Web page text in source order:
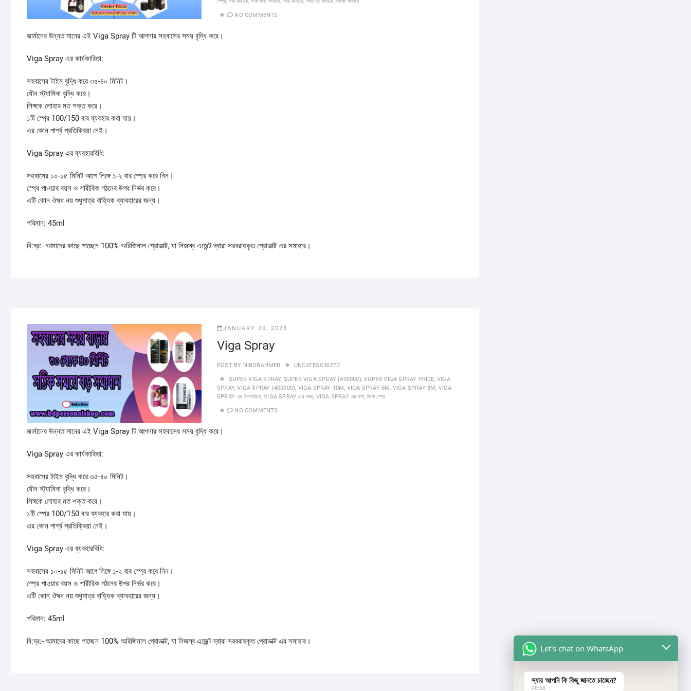
NO COMMENTS
জার্মানের উন্নত মানের এই Viga Spray টি আপনার সহবাসের সময় বৃদ্ধি করে।
Viga Spray এর কার্যকারিতা:
সহবাসের টাইম বৃদ্ধি করে ৩৫-৪০ মিনিট।
যৌন স্ট্যামিনা বৃদ্ধি করে।
লিঙ্গকে লোহার মত শক্ত করে।
১টি স্প্রে 100/150 বার ব্যবহার করা যায়।
এর কোন পার্শ্ব প্রতিক্রিয়া নেই।
Viga Spray এর ব্যবহারবিধি:
সহবাসের ১০-১৫ মিনিট আগে লিঙ্গে ১-২ বার স্প্রে করে নিন।
স্প্রে পাওয়ার বয়স ও শারীরিক গঠনের উপর নির্ভর করে।
এটি কোন ঔষধ নয় শুধুমাত্র বাহ্যিক ব্যাবহারের জন্য।
পরিমান: 45ml
বি:দ্র:- আমাদের কাছে পাচ্ছেন 100% অরিজিনাল প্রোডাক্ট, যা নিজস্ব এজেন্ট দ্বারা সরবরাহকৃত প্রোডাক্ট এর সমাহার।
JANUARY 20, 2023
Viga Spray
POST BY NIROBAHMED UNCATEGORIZED
SUPER VIGA SPRAY, SUPER VIGA SPRAY (400000),SUPER VIGA SPRAY PRICE,VIGA
SPRAY,VIGA SPRAY (400000), VIGA SPRAY 10M, VIGA SPRAY 5M, VIGA SPRAY 8M, VIGA
SPRAY এর উপকারিতা,VIGA SPRAY এর কাজ, VIGA SPRAY এর দাম,ভিগা স্প্রে
NO COMMENTS
জার্মানের উন্নত মানের এই Viga Spray টি আপনার সহবাসের সময় বৃদ্ধি করে।
Viga Spray এর কার্যকারিতা:
সহবাসের টাইম বৃদ্ধি করে ৩৫-৪০ মিনিট।
যৌন স্ট্যামিনা বৃদ্ধি করে।
লিঙ্গকে লোহার মত শক্ত করে।
১টি স্প্রে 100/150 বার ব্যবহার করা যায়।
এর কোন পার্শ্ব প্রতিক্রিয়া নেই।
Viga Spray এর ব্যবহারবিধি:
সহবাসের ১০-১৫ মিনিট আগে লিঙ্গে ১-২ বার স্প্রে করে নিন।
স্প্রে পাওয়ার বয়স ও শারীরিক গঠনের উপর নির্ভর করে।
এটি কোন ঔষধ নয় শুধুমাত্র বাহ্যিক ব্যাবহারের জন্য।
পরিমান: 45ml
বি:দ্র:- আমাদের কাছে পাচ্ছেন 100% অরিজিনাল প্রোডাক্ট, যা নিজস্ব এজেন্ট দ্বারা সরবরাহকৃত প্রোডাক্ট এর সমাহার।
Let's chat on WhatsApp
স্যার আপনি কি কিছু জানতে চাচ্ছেন?
06:58